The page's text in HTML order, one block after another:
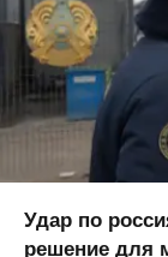
Удар по
решение для